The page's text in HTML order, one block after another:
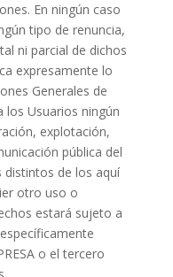
En ningún caso
tipo de renuncia,
ni parcial de dichos
expresamente lo
Generales de
los Usuarios ningún
explotación,
pública del
distintos de los aquí
otro uso o
estará sujeto a
o el tercero